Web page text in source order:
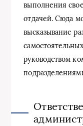
выполнения
отдачей. Сюда
высказывание
руководством